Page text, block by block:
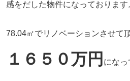
感をだした物件になっております
78.04㎡でリノベーションさせて
１６５０万円 になっ